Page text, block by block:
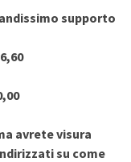
supporto
avrete visura
su come